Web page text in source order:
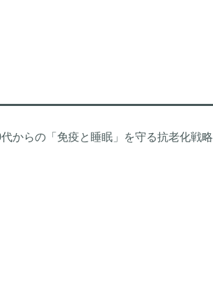
からの「免疫と睡眠」を守る抗老化戦略